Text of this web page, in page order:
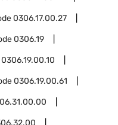
0306.17.00.27
0306.19
0306.19.00.10
0306.19.00.61